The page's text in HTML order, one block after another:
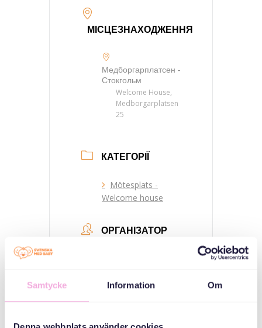
Samtycke Information Om
МІСЦЕЗНАХОДЖЕННЯ
Медборгарплатсен -
Стокгольм
Welcome House,
Medborgarplatsen
25
КАТЕГОРІЇ
Mötesplats -
Welcome house
ОРГАНІЗАТОР